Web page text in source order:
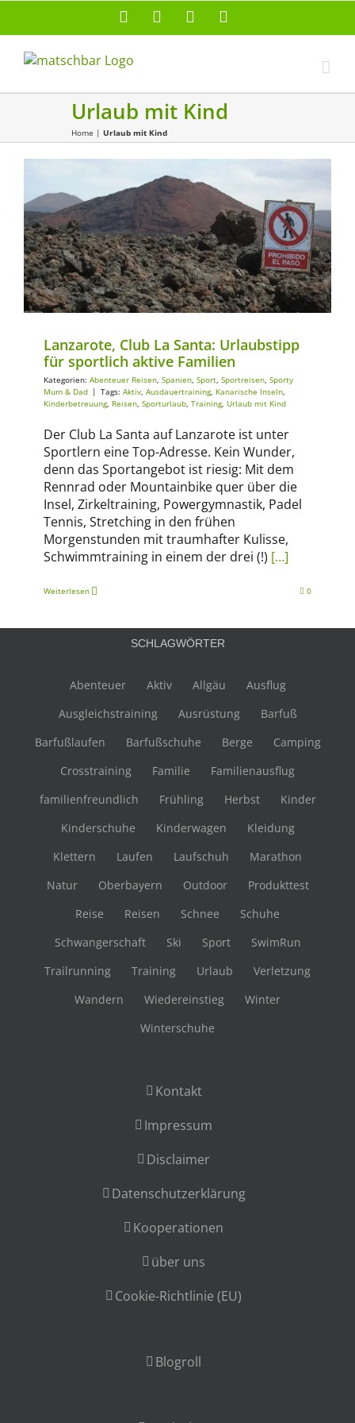
Facebook Instagram
Urlaub mit Kind
Home | Urlaub mit Kind
Abenteuer Reisen Spanien Sport Sportreisen Sporty Mum & Dad
Lanzarote, Club La Santa: Urlaubstipp
für sportlich aktive Familien
Kategorien: Abenteuer Reisen, Spanien, Sport, Sportreisen, Sporty
Mum & Dad | Tags: Aktiv, Ausdauertraining, Kanarische Inseln,
Kinderbetreuung, Reisen, Sporturlaub, Training, Urlaub mit Kind
Der Club La Santa auf Lanzarote ist unter
Sportlern eine Top-Adresse. Kein Wunder,
denn das Sportangebot ist riesig: Mit dem
Rennrad oder Mountainbike quer über die
Insel, Zirkeltraining, Powergymnastik, Padel
Tennis, Stretching in den frühen
Morgenstunden mit traumhafter Kulisse,
Schwimmtraining in einem der drei (!) […]
Weiterlesen 0
SCHLAGWÖRTER
Abenteuer Aktiv Allgäu
Ausflug
Ausgleichstraining
Ausrüstung
Barfuß
Barfußlaufen
Barfußschuhe Berge
Camping
Crosstraining
Familie
Familienausflug
familienfreundlich
Frühling Herbst
Kinder
Kinderschuhe
Kinderwagen
Kleidung
Klettern
Laufen Laufschuh
Marathon
Natur
Oberbayern Outdoor
Produkttest
Reise
Reisen Schnee
Schuhe
Schwangerschaft
Ski Sport
SwimRun
Trailrunning
Training Urlaub
Verletzung
Wandern
Wiedereinstieg
Winter
Winterschuhe
Kontakt
Impressum
Disclaimer
Datenschutzerklärung
Kooperationen
über uns
Cookie-Richtlinie (EU)
Blogroll